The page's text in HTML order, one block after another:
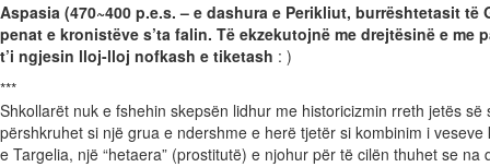
Aspasia (470~400 p.e.s. – e dashura e Perikliut, burrështetasit
penat e kronistëve s’ta falin. Të ekzekutojnë me drejtësinë e
t’i ngjesin lloj-lloj nofkash e tiketash : )
***
Shkollarët nuk e fshehin skepsën lidhur me historicizmin rreth jetës
përshkruhet si një grua e ndershme e herë tjetër si kombinim i
e Targelia, një “hetaera” (prostitutë) e njohur për të cilën thuhet se